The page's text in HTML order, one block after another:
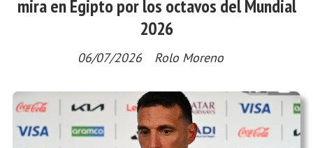
mira en Egipto por los octavos del Mundial
2026
Rolo Moreno
06/07/2026